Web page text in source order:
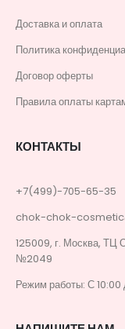
Доставка и оплата
Политика
Договор оферты
Правила оплаты
КОНТАКТЫ
+7(499)-705-65-35
chok-chok-
125009, г. Москва, ТЦ
№2049
Режим работы: С